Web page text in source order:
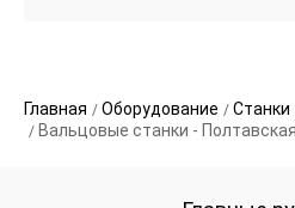
Главная Оборудование Станки
Вальцовые станки -